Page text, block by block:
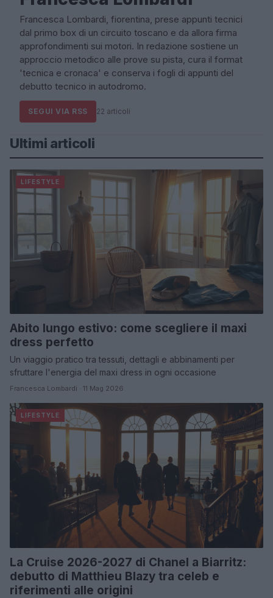
Francesca Lombardi, fiorentina, prese appunti tecnici
dal primo box di un circuito toscano e da allora firma
approfondimenti sui motori. In redazione sostiene un
approccio metodico alle prove su pista, cura il format
'tecnica e cronaca' e conserva i fogli di appunti del
debutto tecnico in autodromo.
SEGUI VIA RSS 22 articoli
Ultimi articoli
LIFESTYLE
Abito lungo estivo: come scegliere il maxi
dress perfetto
Un viaggio pratico tra tessuti, dettagli e abbinamenti per
sfruttare l'energia del maxi dress in ogni occasione
Francesca Lombardi · 11 Mag 2026
LIFESTYLE
La Cruise 2026-2027 di Chanel a Biarritz:
debutto di Matthieu Blazy tra celeb e
riferimenti alle origini